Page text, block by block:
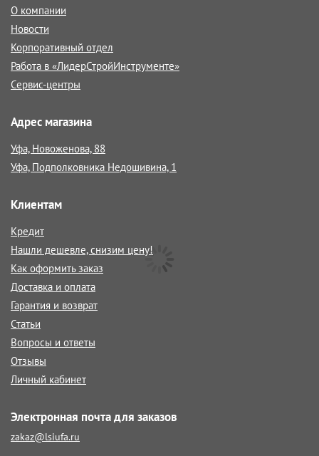
О компании
Новости
Корпоративный отдел
Работа в «ЛидерСтройИнструменте»
Сервис-центры
Адрес магазина
Уфа, Новоженова, 88
Уфа, Подполковника Недошивина, 1
Клиентам
Кредит
Нашли дешевле, снизим цену!
Как оформить заказ
Доставка и оплата
Гарантия и возврат
Статьи
Вопросы и ответы
Отзывы
Личный кабинет
Электронная почта для заказов
zakaz@lsiufa.ru